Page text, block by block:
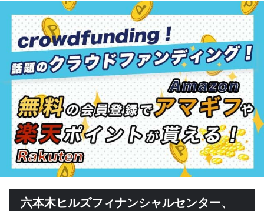
六本木ヒルズフィナンシャルセンター、